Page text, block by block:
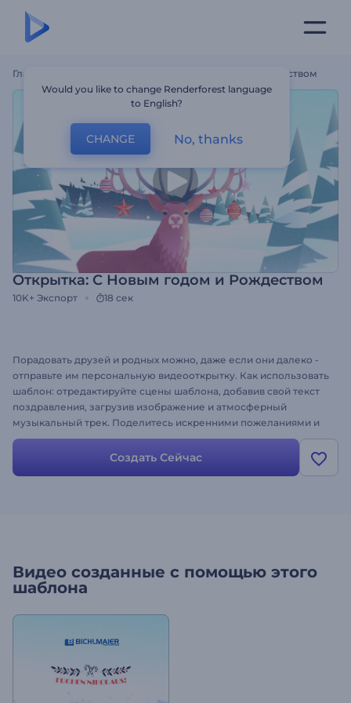
Главная Открытка: С Новым Годом И Рождеством
Открытка: С Новым годом и Рождеством
10K+ Экспорт 18 сек
Порадовать друзей и родных можно, даже если они далеко -
отправьте им персональную видеооткрытку. Как использовать
шаблон: отредактируйте сцены шаблона, добавив свой текст
поздравления, загрузив изображение и атмосферный
музыкальный трек. Поделитесь искренними пожеланиями и
поздравьте близких с помощью красивой видеооткрытки.
Создайте свою поздравительную открытку!
Создать Сейчас
Видео созданные с помощью этого
шаблона
Would you like to change Renderforest language
to English?
CHANGE No, thanks